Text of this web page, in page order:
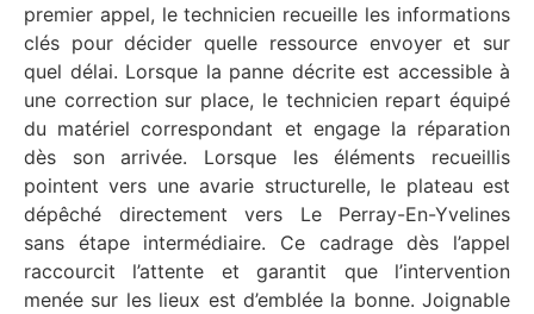
premier appel, le technicien recueille les informations
clés pour décider quelle ressource envoyer et sur
quel délai. Lorsque la panne décrite est accessible à
une correction sur place, le technicien repart équipé
du matériel correspondant et engage la réparation
dès son arrivée. Lorsque les éléments recueillis
pointent vers une avarie structurelle, le plateau est
dépêché directement vers Le Perray-En-Yvelines
sans étape intermédiaire. Ce cadrage dès l’appel
raccourcit l’attente et garantit que l’intervention
menée sur les lieux est d’emblée la bonne. Joignable